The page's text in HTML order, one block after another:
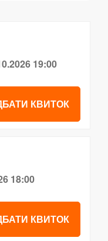
19:00
КВИТОК
18:00
КВИТОК